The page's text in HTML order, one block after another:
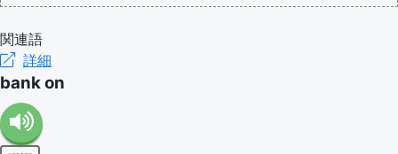
関連語
詳細
bank on